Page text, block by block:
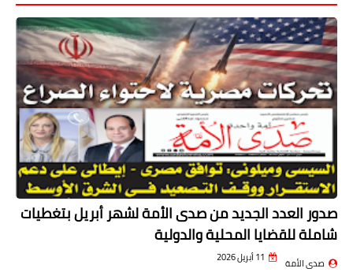
صدور العدد الجديد من صدى الأمة لشهر أبريل بتغطيات
شاملة للقضايا المحلية والدولية
صدى الأمة 11 أبريل 2026